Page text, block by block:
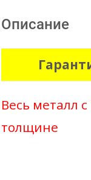
Описание
Весь металл
толщине